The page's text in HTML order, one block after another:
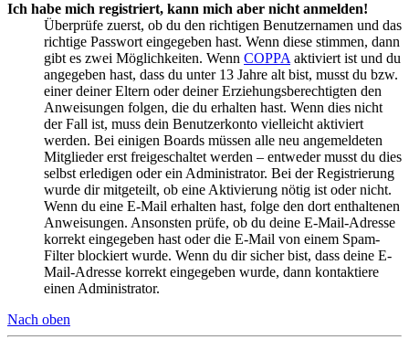
Ich habe mich registriert, kann mich aber nicht anmelden!
Überprüfe zuerst, ob du den richtigen Benutzernamen und das
richtige Passwort eingegeben hast. Wenn diese stimmen, dann
gibt es zwei Möglichkeiten. Wenn COPPA aktiviert ist und du
angegeben hast, dass du unter 13 Jahre alt bist, musst du bzw.
einer deiner Eltern oder deiner Erziehungsberechtigten den
Anweisungen folgen, die du erhalten hast. Wenn dies nicht
der Fall ist, muss dein Benutzerkonto vielleicht aktiviert
werden. Bei einigen Boards müssen alle neu angemeldeten
Mitglieder erst freigeschaltet werden – entweder musst du dies
selbst erledigen oder ein Administrator. Bei der Registrierung
wurde dir mitgeteilt, ob eine Aktivierung nötig ist oder nicht.
Wenn du eine E-Mail erhalten hast, folge den dort enthaltenen
Anweisungen. Ansonsten prüfe, ob du deine E-Mail-Adresse
korrekt eingegeben hast oder die E-Mail von einem Spam-
Filter blockiert wurde. Wenn du dir sicher bist, dass deine E-
Mail-Adresse korrekt eingegeben wurde, dann kontaktiere
einen Administrator.
Nach oben